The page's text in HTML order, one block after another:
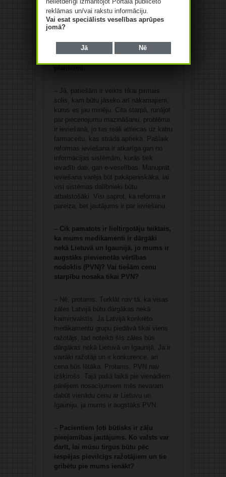
jābūt visās aptiekās.
– Līdz ar to es saprotu, ka tā sauktajā
samazināšanu ir veikts tikai pirmais
– Jā, patiešām ir veikts tikai pirmais
solis, kam būtu jāseko arī nākamajiem,
kurus es jau minēju. Cita starpā, runājot
par piecenojumu mazināšanu, problēma
ir ieviešanā, jo tas reāli attiecas uz katru
farmaceitu, kas strādā aptiekā. Pašlaik
reformas ieviešana ir atkarīga gan no
informācijas sistēmām, kurās tiek
ievadīti dati, gan e-veselības. Manuprāt,
ieviešana varēja būt pakāpeniskāka, lai
visi sistēmas dalībnieki būtu
atbalstošāki. Visi saprot, ka reforma ir
pareiza, bet jautājums ir par ieviešanu.
– Cik pamatots ir lieltirgotāju teiktais,
ka mums medikamenti ir dārgāki
nekā Lietuvā un Igaunijā, jo mums ir
augstāks pievienotās vērtības
nodoklis (PVN)? Vai tiešām cenu
starpību nosaka tikai PVN?
– Nē, protams. Turklāt nav tā, ka visas
zāles Latvijā būtu dārgākas nekā
kaimiņvalstīs. Ja Latvijā konkrēto
medikamentu grupu piedāvā tikai viens
ražotājs, tad noteikti šīs zāles būs
dārgākas nekā Lietuvā un Igaunijā. Ja ir
vairāki ražotāji un ir konkurence, arī
cena būs lētāka. Protams, PVN nav
izšķirošs. Tajā pašā laikā pie vienādiem
pārējiem nosacījumiem mēs nevaram
dabūt vienādu cenu ar Lietuvu un
Igauniju, ja mums ir augstāks PVN.
– Pacientiem ļoti būtisks ir zāļu
pieejamības jautājums. Ko valsts var
darīt, lai mūsu tirgus būtu pēc
iespējas pievilcīgs ražotājiem un tie
gribētu pie mums ienākt?
reklāmas un/vai rakstu informāciju.
Vai esat speciālists veselības aprūpes
jomā?
Jā Nē